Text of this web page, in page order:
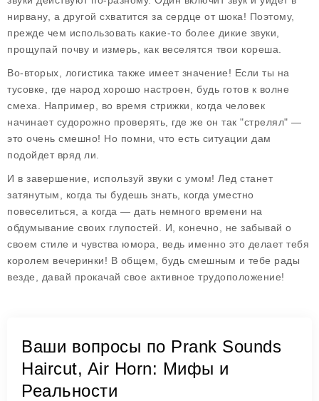
нирвану, а другой схватится за сердце от шока! Поэтому,
прежде чем использовать какие-то более дикие звуки,
прощупай почву и измерь, как веселятся твои кореша.
Во-вторых, логистика также имеет значение! Если ты на
тусовке, где народ хорошо настроен, будь готов к волне
смеха. Например, во время стрижки, когда человек
начинает судорожно проверять, где же он так "стрелял" —
это очень смешно! Но помни, что есть ситуации дам
подойдет вряд ли.
И в завершение, используй звуки с умом! Лед станет
затянутым, когда ты будешь знать, когда уместно
повеселиться, а когда — дать немного времени на
обдумывание своих глупостей. И, конечно, не забывай о
своем стиле и чувства юмора, ведь именно это делает тебя
королем вечеринки! В общем, будь смешным и тебе рады
везде, давай прокачай свое активное трудоположение!
Ваши вопросы по Prank Sounds
Haircut, Air Horn: Мифы и
Реальности